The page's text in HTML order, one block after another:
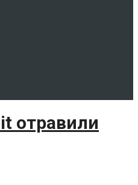
отравили